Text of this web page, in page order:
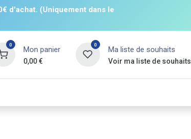
d'achat. (Uniquement dans le
0 Mon panier
0,00€
0 Ma liste de souhaits
Voir ma liste de souhaits